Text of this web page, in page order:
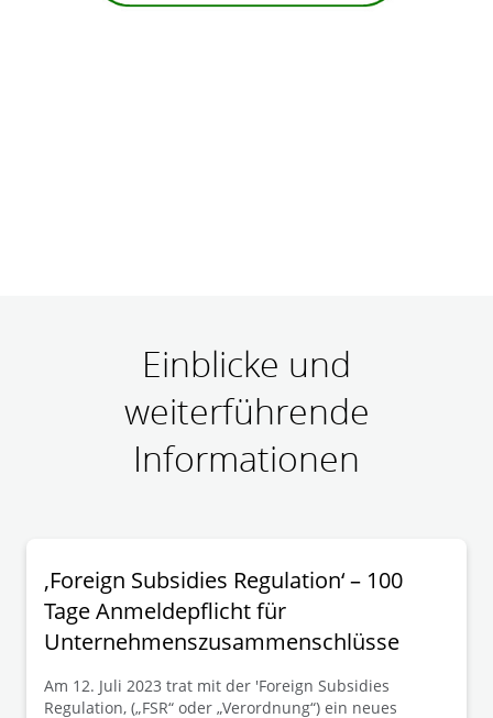
Einblicke und
weiterführende
Informationen
‚Foreign Subsidies Regulation‘ – 100
Tage Anmeldepflicht für
Unternehmenszusammenschlüsse
Am 12. Juli 2023 trat mit der 'Foreign Subsidies
Regulation, („FSR“ oder „Verordnung“) ein neues